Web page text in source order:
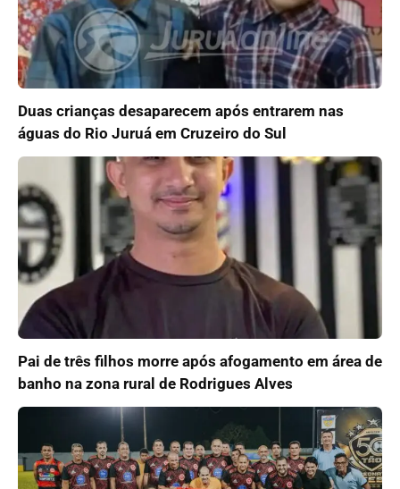
Duas crianças desaparecem após entrarem nas
águas do Rio Juruá em Cruzeiro do Sul
Pai de três filhos morre após afogamento em área de
banho na zona rural de Rodrigues Alves